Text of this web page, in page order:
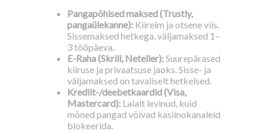
Pangapõhised maksed (Trustly,
pangaülekanne): Kiireim ja otsene viis.
Sissemaksed hetkega, väljamaksed 1–
3 tööpäeva.
E-Raha (Skrill, Neteller):Suurepärased
kiiruse ja privaatsuse jaoks. Sisse- ja
väljamaksed on tavaliselt hetkelsed.
Krediit-/deebetkaardid (Visa,
Mastercard): Laialt levinud, kuid
mõned pangad võivad kasiinokanaleid
blokeerida.